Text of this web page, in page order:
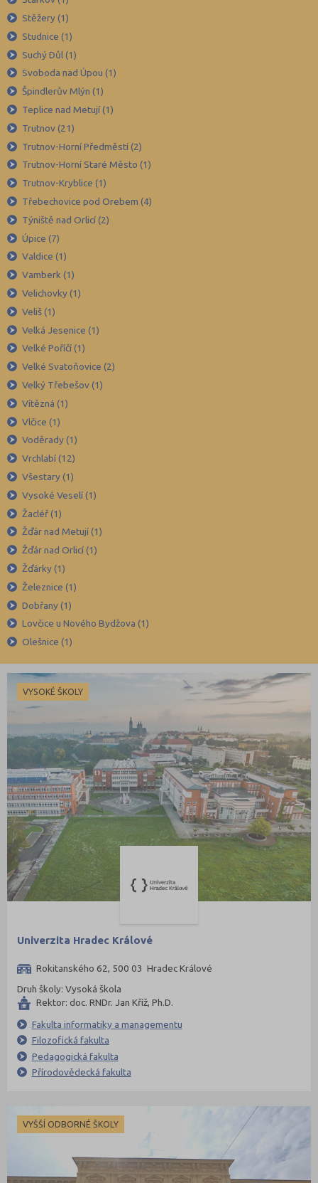
Stěžery (1)
Studnice (1)
Suchý Důl (1)
Svoboda nad Úpou (1)
Špindlerův Mlýn (1)
Teplice nad Metují (1)
Trutnov (21)
Trutnov-Horní Předměstí (2)
Trutnov-Horní Staré Město (1)
Trutnov-Kryblice (1)
Třebechovice pod Orebem (4)
Týniště nad Orlicí (2)
Úpice (7)
Valdice (1)
Vamberk (1)
Velichovky (1)
Veliš (1)
Velká Jesenice (1)
Velké Poříčí (1)
Velké Svatoňovice (2)
Velký Třebešov (1)
Vítězná (1)
Vlčice (1)
Voděrady (1)
Vrchlabí (12)
Všestary (1)
Vysoké Veselí (1)
Žacléř (1)
Žďár nad Metují (1)
Žďár nad Orlicí (1)
Žďárky (1)
Železnice (1)
Dobřany (1)
Lovčice u Nového Bydžova (1)
Olešnice (1)
VYSOKÉ ŠKOLY
Univerzita Hradec Králové
Rokitanského 62, 500 03 Hradec Králové
Druh školy: Vysoká škola
Rektor: doc. RNDr. Jan Kříž, Ph.D.
Fakulta informatiky a managementu
Filozofická fakulta
Pedagogická fakulta
Přírodovědecká fakulta
VYŠŠÍ ODBORNÉ ŠKOLY